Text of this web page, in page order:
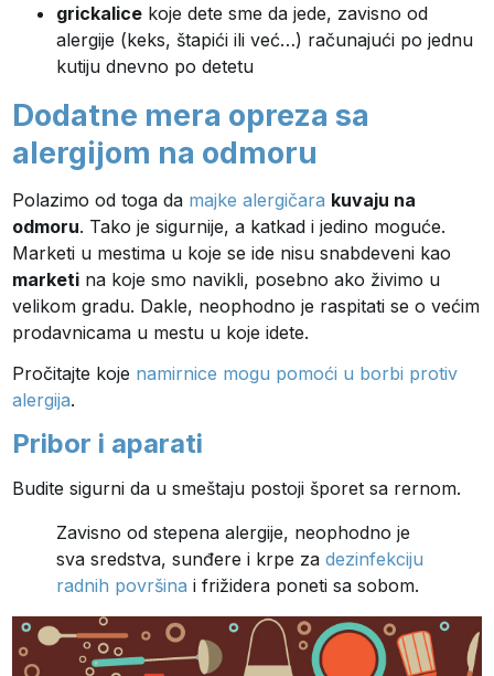
grickalice koje dete sme da jede, zavisno od
alergije (keks, štapići ili već…) računajući po jednu
kutiju dnevno po detetu
Dodatne mera opreza sa
alergijom na odmoru
Polazimo od toga da majke alergičara kuvaju na
odmoru. Tako je sigurnije, a katkad i jedino moguće.
Marketi u mestima u koje se ide nisu snabdeveni kao
marketi na koje smo navikli, posebno ako živimo u
velikom gradu. Dakle, neophodno je raspitati se o većim
prodavnicama u mestu u koje idete.
Pročitajte koje namirnice mogu pomoći u borbi protiv
alergija.
Pribor i aparati
Budite sigurni da u smeštaju postoji šporet sa rernom.
Zavisno od stepena alergije, neophodno je
sva sredstva, sunđere i krpe zadezinfekciju
radnih površina i frižidera poneti sa sobom.